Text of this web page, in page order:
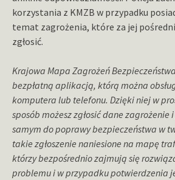
korzystania z KMZB w przypadku
temat zagrożenia, które za jej
zgłosić.
Krajowa Mapa Zagrożeń
bezpłatną aplikacją, którą można
komputera lub telefonu. Dzięki niej w
sposób możesz zgłosić dane zagrożenie
samym do poprawy bezpieczeństwa w
takie zgłoszenie naniesione na mapę
którzy bezpośrednio zajmują się
problemu i w przypadku potwierdzenia